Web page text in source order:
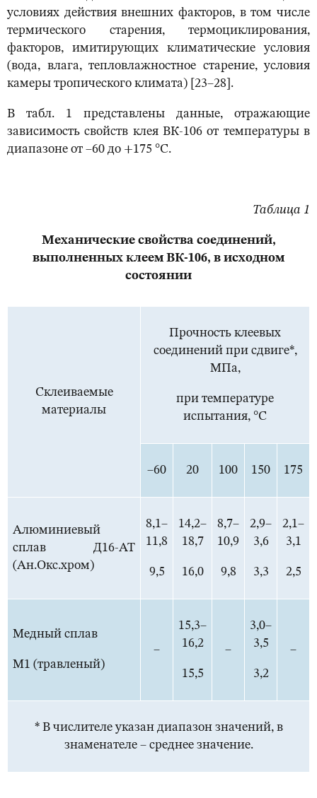
условиях действия внешних факторов, в том числе
термического старения, термоциклирования,
факторов, имитирующих климатические условия
(вода, влага, тепловлажностное старение, условия
камеры тропического климата) [23–28].
В табл. 1 представлены данные, отражающие
зависимость свойств клея ВК-106 от температуры в
диапазоне от –60 до +175 °С.
Таблица 1
Механические свойства соединений,
выполненных клеем ВК-106, в исходном
состоянии
Склеиваемые
материалы
Прочность клеевых
соединений при сдвиге*,
МПа,
при температуре
испытания, °С
–60 20 100 150 175
Алюминиевый
сплав Д16-АТ
(Ан.Окс.хром)
8,1–
11,8
9,5
14,2–
18,7
16,0
8,7–
10,9
9,8
2,9–
3,6
3,3
2,1–
3,1
2,5
Медный сплав
М1 (травленый)
–
15,3–
16,2
15,5
–
3,0–
3,5
3,2
–
* В числителе указан диапазон значений, в
знаменателе – среднее значение.